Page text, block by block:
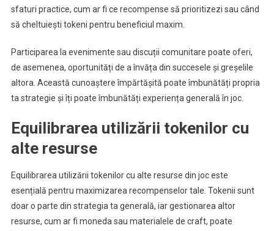
sfaturi practice, cum ar fi ce recompense să prioritizezi sau când
să cheltuiești tokeni pentru beneficiul maxim.
Participarea la evenimente sau discuții comunitare poate oferi,
de asemenea, oportunități de a învăța din succesele și greșelile
altora. Această cunoaștere împărtășită poate îmbunătăți propria
ta strategie și îți poate îmbunătăți experiența generală în joc.
Equilibrarea utilizării tokenilor cu
alte resurse
Equilibrarea utilizării tokenilor cu alte resurse din joc este
esențială pentru maximizarea recompenselor tale. Tokenii sunt
doar o parte din strategia ta generală, iar gestionarea altor
resurse, cum ar fi moneda sau materialele de craft, poate